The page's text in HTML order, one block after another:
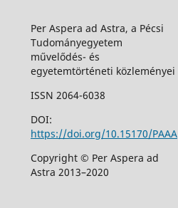
Per Aspera ad Astra, a Pécsi
Tudományegyetem
művelődés- és
egyetemtörténeti közleményei
ISSN 2064-6038
DOI:
https://doi.org/10.15170/PAAA
Copyright © Per Aspera ad
Astra 2013–2020